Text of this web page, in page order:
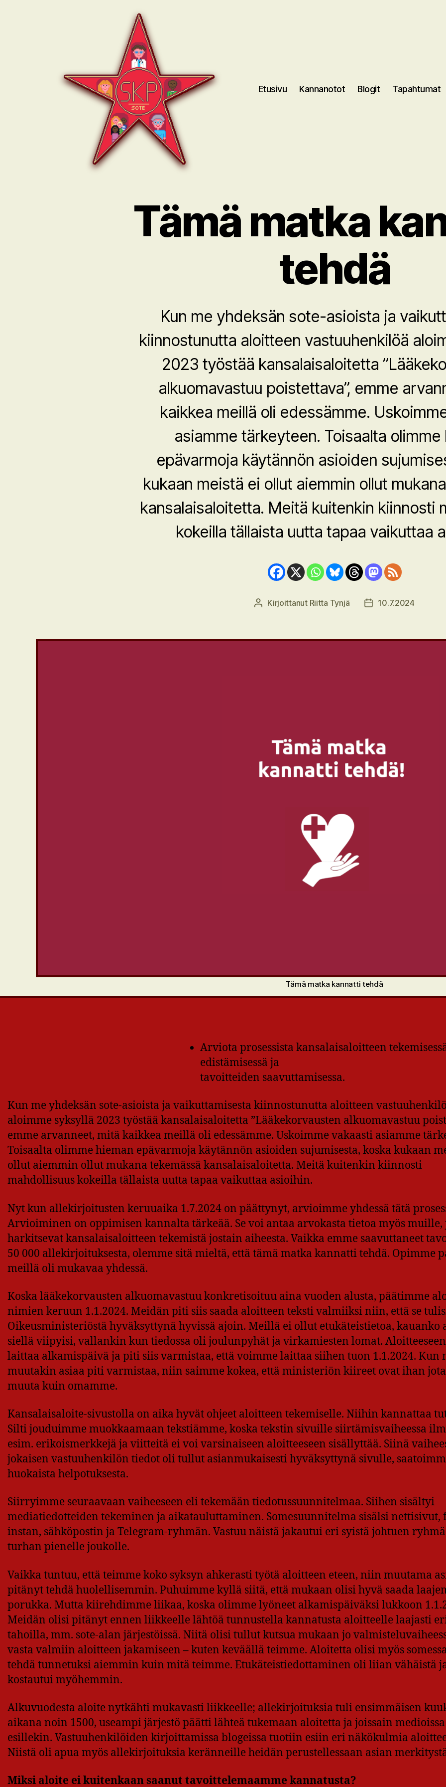
Etusivu Kannanotot Blogit Tapahtumat
Tämä matka
tehdä
Kun me yhdeksän sote-asioista ja
kiinnostunutta aloitteen vastuuhenkilöä
2023 työstää kansalaisaloitetta
alkuomavastuu poistettava”, emme
kaikkea meillä oli edessämme.
asiamme tärkeyteen. Toisaalta olimme
epävarmoja käytännön asioiden
kukaan meistä ei ollut aiemmin ollut
kansalaisaloitetta. Meitä kuitenkin kiinnosti
kokeilla tällaista uutta tapaa vaikuttaa
Kirjoittaja
Kirjoittanut Riitta Tynjä Julkaisupäivämäärä
10.7.2024
Tämä matka kannatti tehdä
Arviota prosessista kansalaisaloitteen
edistämisessä ja
tavoitteiden saavuttamisessa.
Kun me yhdeksän sote-asioista ja vaikuttamisesta kiinnostunutta aloitteen
aloimme syksyllä 2023 työstää kansalaisaloitetta ”Lääkekorvausten alkuomavastuu
emme arvanneet, mitä kaikkea meillä oli edessämme. Uskoimme vakaasti asiamme
Toisaalta olimme hieman epävarmoja käytännön asioiden sujumisesta, koska kukaan
ollut aiemmin ollut mukana tekemässä kansalaisaloitetta. Meitä kuitenkin kiinnosti
mahdollisuus kokeilla tällaista uutta tapaa vaikuttaa asioihin.
Nyt kun allekirjoitusten keruuaika 1.7.2024 on päättynyt, arvioimme yhdessä tätä
Arvioiminen on oppimisen kannalta tärkeää. Se voi antaa arvokasta tietoa myös muille,
harkitsevat kansalaisaloitteen tekemistä jostain aiheesta. Vaikka emme saavuttaneet
50 000 allekirjoituksesta, olemme sitä mieltä, että tämä matka kannatti tehdä. Opimme
meillä oli mukavaa yhdessä.
Koska lääkekorvausten alkuomavastuu konkretisoituu aina vuoden alusta, päätimme
nimien keruun 1.1.2024. Meidän piti siis saada aloitteen teksti valmiiksi niin, että se
Oikeusministeriöstä hyväksyttynä hyvissä ajoin. Meillä ei ollut etukäteistietoa, kauanko
siellä viipyisi, vallankin kun tiedossa oli joulunpyhät ja virkamiesten lomat.
laittaa alkamispäivä ja piti siis varmistaa, että voimme laittaa siihen tuon 1.1.2024. Kun
muutakin asiaa piti varmistaa, niin saimme kokea, että ministeriön kiireet ovat ihan
muuta kuin omamme.
Kansalaisaloite-sivustolla on aika hyvät ohjeet aloitteen tekemiselle. Niihin kannattaa
Silti jouduimme muokkaamaan tekstiämme, koska tekstin sivuille siirtämisvaiheessa
esim. erikoismerkkejä ja viitteitä ei voi varsinaiseen aloitteeseen sisällyttää. Siinä
jokaisen vastuuhenkilön tiedot oli tullut asianmukaisesti hyväksyttynä sivulle,
huokaista helpotuksesta.
Siirryimme seuraavaan vaiheeseen eli tekemään tiedotussuunnitelmaa. Siihen sisältyi
mediatiedotteiden tekeminen ja aikatauluttaminen. Somesuunnitelma sisälsi nettisivut,
instan, sähköpostin ja Telegram-ryhmän. Vastuu näistä jakautui eri syistä johtuen
turhan pienelle joukolle.
Vaikka tuntuu, että teimme koko syksyn ahkerasti työtä aloitteen eteen, niin muutama
pitänyt tehdä huolellisemmin. Puhuimme kyllä siitä, että mukaan olisi hyvä saada
porukka. Mutta kiirehdimme liikaa, koska olimme lyöneet alkamispäiväksi lukkoon
Meidän olisi pitänyt ennen liikkeelle lähtöä tunnustella kannatusta aloitteelle laajasti
tahoilla, mm. sote-alan järjestöissä. Niitä olisi tullut kutsua mukaan jo
vasta valmiin aloitteen jakamiseen – kuten keväällä teimme. Aloitetta olisi myös
tehdä tunnetuksi aiemmin kuin mitä teimme. Etukäteistiedottaminen oli liian vähäistä
kostautui myöhemmin.
Alkuvuodesta aloite nytkähti mukavasti liikkeelle; allekirjoituksia tuli ensimmäisen
aikana noin 1500, useampi järjestö päätti lähteä tukemaan aloitetta ja joissain
esillekin. Vastuuhenkilöiden kirjoittamissa blogeissa tuotiin esiin eri näkökulmia
Niistä oli apua myös allekirjoituksia keränneille heidän perustellessaan asian
Miksi aloite ei kuitenkaan saanut tavoittelemaamme kannatusta?